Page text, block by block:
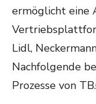
ermöglicht eine
Lidl,
Nachfolgende
Prozesse von